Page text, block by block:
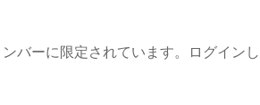
バーに限定されています。ログイン